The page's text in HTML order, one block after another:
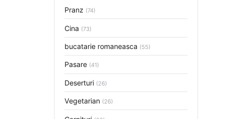
Pranz (74)
Cina (73)
bucatarie romaneasca (55)
Pasare (41)
Deserturi (26)
Vegetarian (26)